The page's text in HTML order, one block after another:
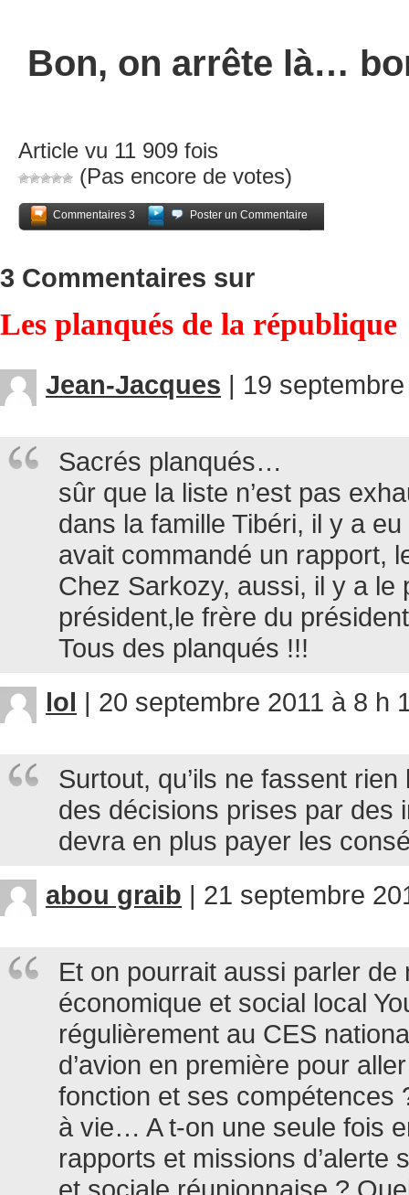
Bon, on arrête là…
Article vu 11 909 fois
(Pas encore de votes)
Commentaires 3
Poster un Commentaire
3 Commentaires sur
Les planqués de la république
Jean-Jacques | 19
Sacrés planqués…
sûr que la liste n’est pas
dans la famille Tibéri, il y a
avait commandé un rapport,
Chez Sarkozy, aussi, il y a le
président,le frère du
Tous des planqués !!!
lol | 20 septembre 2011 à 8 h
Surtout, qu’ils ne fassent
des décisions prises par des
devra en plus payer les
abou graib | 21 septembre
Et on pourrait aussi parler
économique et social local
régulièrement au CES
d’avion en première pour
fonction et ses compétences
à vie… A t-on une seule fois
rapports et missions d’alerte